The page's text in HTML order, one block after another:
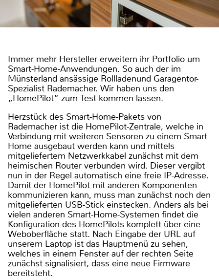
Immer mehr Hersteller erweitern ihr Portfolio um
Smart-Home-Anwendungen. So auch der im
Münsterland ansässige Rollladenund Garagentor-
Spezialist Rademacher. Wir haben uns den
„HomePilot“ zum Test kommen lassen.
Herzstück des Smart-Home-Pakets von
Rademacher ist die HomePilot-Zentrale, welche in
Verbindung mit weiteren Sensoren zu einem Smart
Home ausgebaut werden kann und mittels
mitgeliefertem Netzwerkkabel zunächst mit dem
heimischen Router verbunden wird. Dieser vergibt
nun in der Regel automatisch eine freie IP-Adresse.
Damit der HomePilot mit anderen Komponenten
kommunizieren kann, muss man zunächst noch den
mitgelieferten USB-Stick einstecken. Anders als bei
vielen anderen Smart-Home-Systemen findet die
Konfiguration des HomePilots komplett über eine
Weboberfläche statt. Nach Eingabe der URL auf
unserem Laptop ist das Hauptmenü zu sehen,
welches in einem Fenster auf der rechten Seite
zunächst signalisiert, dass eine neue Firmware
bereitsteht.